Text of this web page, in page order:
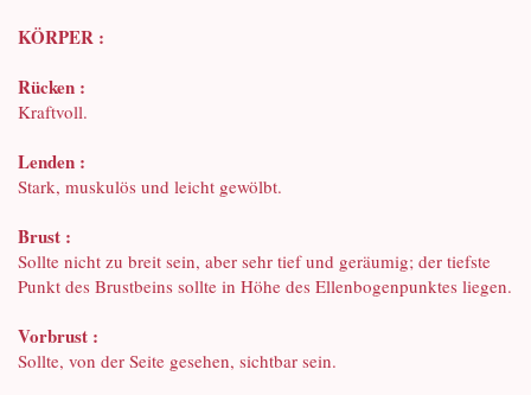
KÖRPER :
Rücken :
Kraftvoll.
Lenden :
Stark, muskulös und leicht gewölbt.
Brust :
Sollte nicht zu breit sein, aber sehr tief und geräumig; der tiefste
Punkt des Brustbeins sollte in Höhe des Ellenbogenpunktes liegen.
Vorbrust :
Sollte, von der Seite gesehen, sichtbar sein.